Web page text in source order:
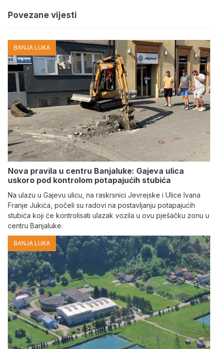
Povezane vijesti
BANJA LUKA
Nova pravila u centru Banjaluke: Gajeva ulica
uskoro pod kontrolom potapajućih stubića
Na ulazu u Gajevu ulicu, na raskrsnici Jevrejske i Ulice Ivana
Franje Jukića, počeli su radovi na postavljanju potapajućih
stubića koji će kontrolisati ulazak vozila u ovu pješačku zonu u
centru Banjaluke.
BANJA LUKA